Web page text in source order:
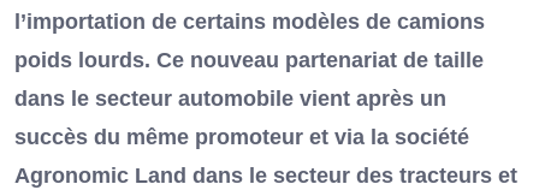
l’importation de certains modèles de camions
poids lourds. Ce nouveau partenariat de taille
dans le secteur automobile vient après un
succès du même promoteur et via la société
Agronomic Land dans le secteur des tracteurs et